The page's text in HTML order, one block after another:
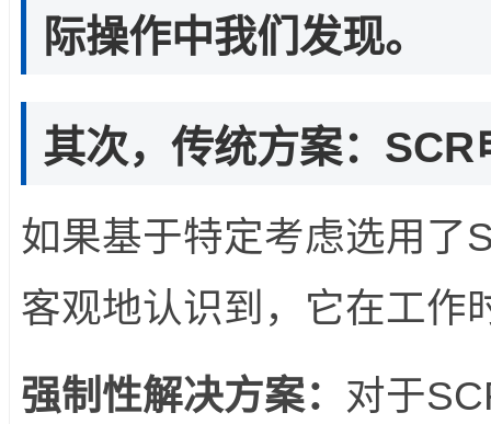
际操作中我们发现。
其次，传统方案：
如果基于特定考虑选用了
客观地认识到，它在工作
强制性解决方案： 对于